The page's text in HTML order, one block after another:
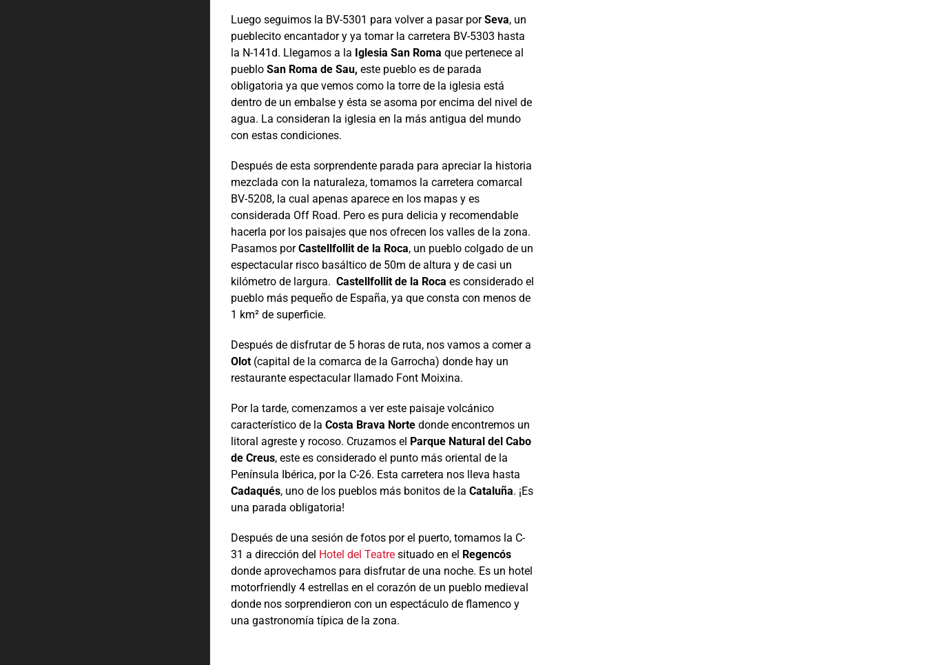
Luego seguimos la BV-5301 para volver a pasar porSeva, un
pueblecito encantador y ya tomar la carretera BV-5303 hasta
la N-141d. Llegamos a la Iglesia San Roma que pertenece al
pueblo San Roma de Sau, este pueblo es de parada
obligatoria ya que vemos como la torre de la iglesia está
dentro de un embalse y ésta se asoma por encima del nivel de
agua. La consideran la iglesia en la más antigua del mundo
con estas condiciones.
Después de esta sorprendente parada para apreciar la historia
mezclada con la naturaleza, tomamos la carretera comarcal
BV-5208, la cual apenas aparece en los mapas y es
considerada Off Road. Pero es pura delicia y recomendable
hacerla por los paisajes que nos ofrecen los valles de la zona.
Pasamos porCastellfollit de la Roca, un pueblo colgado de un
espectacular risco basáltico de 50m de altura y de casi un
kilómetro de largura. Castellfollit de la Roca es considerado el
pueblo más pequeño de España, ya que consta con menos de
1 km² de superficie.
Después de disfrutar de 5 horas de ruta, nos vamos a comer a
Olot(capital de la comarca de la Garrocha) donde hay un
restaurante espectacular llamado Font Moixina.
Por la tarde, comenzamos a ver este paisaje volcánico
característico de la Costa Brava Nortedonde encontremos un
litoral agreste y rocoso. Cruzamos el Parque Natural del Cabo
de Creus, este es considerado el punto más oriental de la
Península Ibérica, por la C-26. Esta carretera nos lleva hasta
Cadaqués, uno de los pueblos más bonitos de la Cataluña. ¡Es
una parada obligatoria!
Después de una sesión de fotos por el puerto, tomamos la C-
31 a dirección del Hotel del Teatresituado en el Regencós
donde aprovechamos para disfrutar de una noche. Es un hotel
motorfriendly 4 estrellas en el corazón de un pueblo medieval
donde nos sorprendieron con un espectáculo de flamenco y
una gastronomía típica de la zona.